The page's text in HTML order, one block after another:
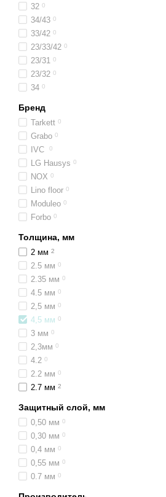
32 0
34/43 0
33/42 0
23/33/42 0
23/31 0
23/32 0
34 0
Бренд
Tarkett 0
Grabo 0
IVC 0
LG Hausys 0
NOX 0
Lino floor 0
Moduleo 0
Forbo 0
Толщина, мм
2 мм 2
2.5 мм 0
2.35 мм 0
4.5 мм 0
2,5 мм 0
4,5 мм 0
3 мм 0
2,3мм 0
4.2 0
2.2 мм 0
2.7 мм 2
Защитный слой, мм
0,50 мм 0
0,30 мм 0
0,4 мм 0
0,55 мм 0
0.7 мм 0